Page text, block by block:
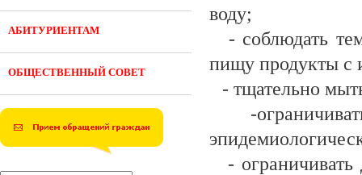
АБИТУРИЕНТАМ
ОБЩЕСТВЕННЫЙ СОВЕТ
воду;
- соблюдать
пищу продукты с
- тщательно
-
-